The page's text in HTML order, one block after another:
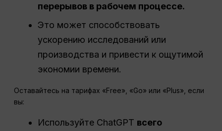
перерывов в рабочем процессе.
Это может способствовать
ускорению исследований или
производства и привести к ощутимой
экономии времени.
Оставайтесь на тарифах «Free», «Go» или «Plus», если
вы:
Используйте ChatGPT всего